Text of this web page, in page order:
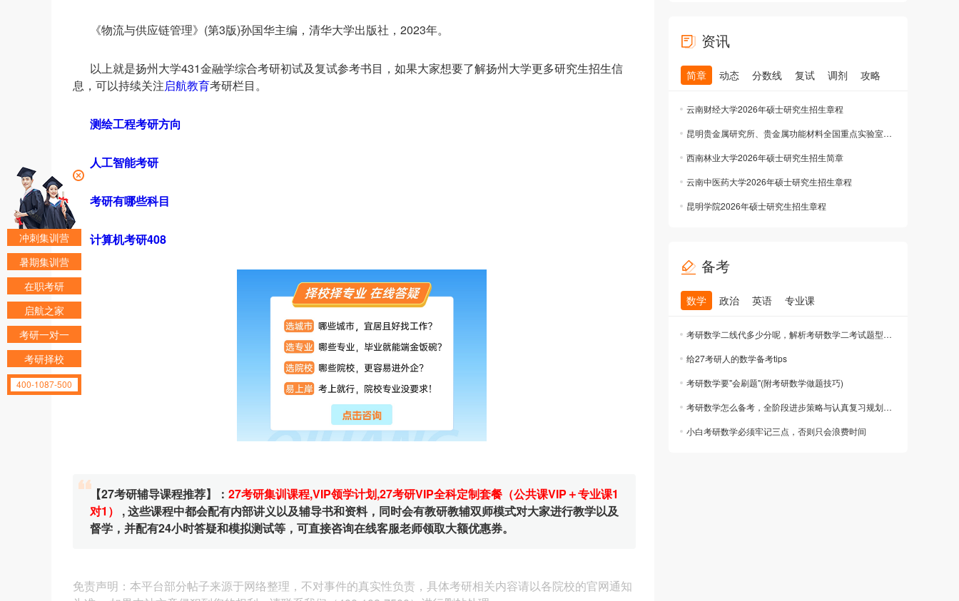
《物流与供应链管理》(第3版)孙国华主编，清华大学出版社，2023年。
以上就是扬州大学431金融学综合考研初试及复试参考书目，如果大家想要了解扬州大学更多研究生招生信
息，可以持续关注启航教育考研栏目。
测绘工程考研方向
人工智能考研
考研有哪些科目
计算机考研408
【27考研辅导课程推荐】： 27考研集训课程,VIP领学计划,27考研VIP全科定制套餐（公共课VIP＋专业课1
对1）
, 这些课程中都会配有内部讲义以及辅导书和资料，同时会有教研教辅双师模式对大家进行教学以及
督学，并配有24小时答疑和模拟测试等，可直接咨询在线客服老师领取大额优惠券。
免责声明：本平台部分帖子来源于网络整理，不对事件的真实性负责，具体考研相关内容请以各院校的官网通知
资讯
简章 动态 分数线 复试 调剂 攻略
云南财经大学2026年硕士研究生招生章程
昆明贵金属研究所、贵金属功能材料全国重点实验室 2026年硕士研究生招生章程
西南林业大学2026年硕士研究生招生简章
云南中医药大学2026年硕士研究生招生章程
昆明学院2026年硕士研究生招生章程
备考
数学 政治 英语 专业课
考研数学二线代多少分呢，解析考研数学二考试题型及分值结构
给27考研人的数学备考tips
考研数学要"会刷题"(附考研数学做题技巧)
考研数学怎么备考，全阶段进步策略与认真复习规划指南
小白考研数学必须牢记三点，否则只会浪费时间
冲刺集训营
暑期集训营
在职考研
启航之家
考研一对一
考研择校
400-1087-500